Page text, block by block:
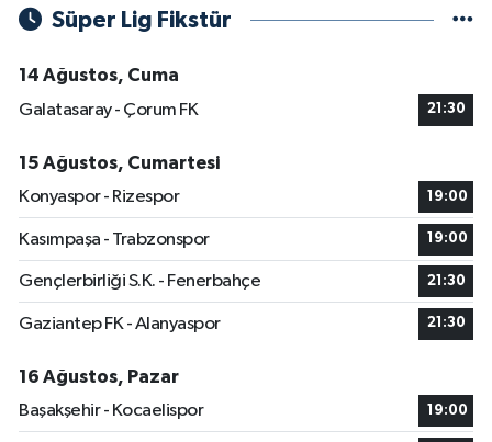
Süper Lig Fikstür
14 Ağustos, Cuma
Galatasaray - Çorum FK
21:30
15 Ağustos, Cumartesi
Konyaspor - Rizespor
19:00
Kasımpaşa - Trabzonspor 19:00
Gençlerbirliği S.K. - Fenerbahçe 21:30
Gaziantep FK - Alanyaspor 21:30
16 Ağustos, Pazar
Başakşehir - Kocaelispor
19:00